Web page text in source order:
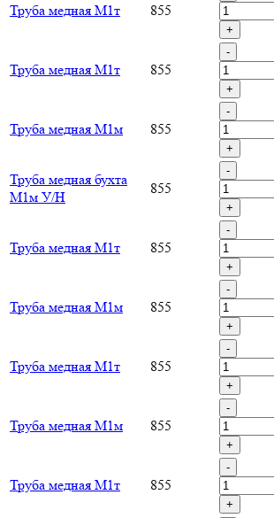
Труба медная М1т 855
+
Труба медная М1т 855
-
+
Труба медная М1м 855
-
+
Труба медная бухта
М1м У/Н
855
-
+
Труба медная М1т 855
-
+
Труба медная М1м 855
-
+
Труба медная М1т 855
-
+
Труба медная М1м 855
-
+
Труба медная М1т 855
-
+